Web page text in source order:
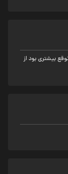
بیشتری بود از